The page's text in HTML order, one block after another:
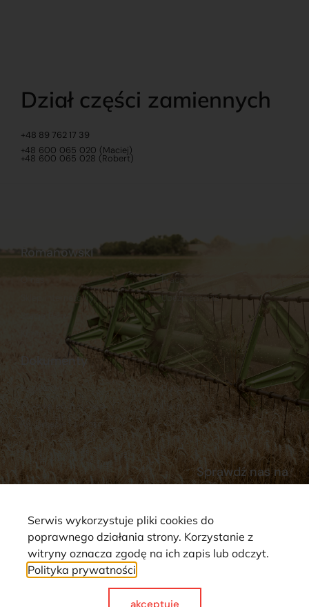
Dział części zamiennych
+48 89 762 17 39
+48 600 065 020 (Maciej)
+48 600 065 028 (Robert)
Dokumenty
Regulamin
Polityka prywatności
Reklamacje i zwroty
Dostawy
Płatności
Romanowski
Sklep internetowy
Praca
Ubezpieczenia
Sprawdź nas na
Strona wykorzystuje pliki cookie. Wszystkie prawa zastrzeżone ©
Serwis wykorzystuje pliki cookies do
poprawnego działania strony. Korzystanie z
witryny oznacza zgodę na ich zapis lub odczyt.
Polityka prywatności
akceptuje